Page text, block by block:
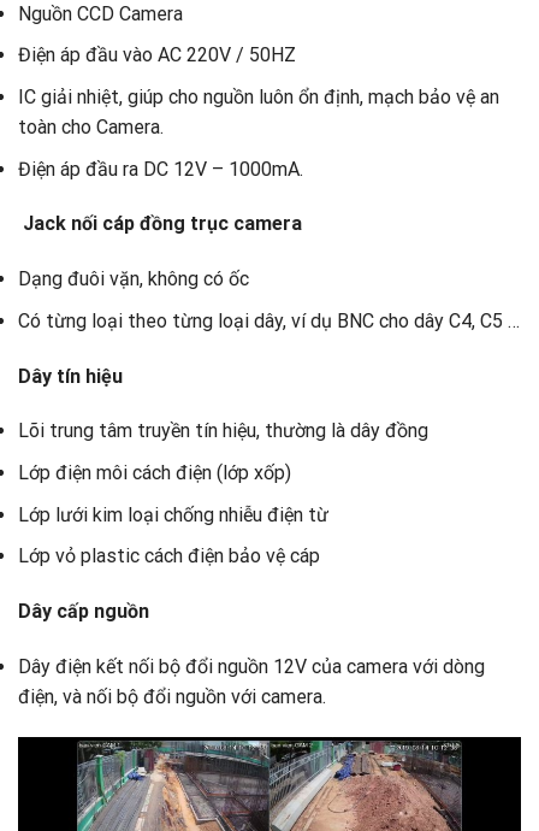
Nguồn CCD Camera
Điện áp đầu vào AC 220V / 50HZ
IC giải nhiệt, giúp cho nguồn luôn ổn định, mạch bảo vệ an
toàn cho Camera.
Điện áp đầu ra DC 12V – 1000mA.
Jack nối cáp đồng trục camera
Dạng đuôi vặn, không có ốc
Có từng loại theo từng loại dây, ví dụ BNC cho dây C4, C5 …
Dây tín hiệu
Lõi trung tâm truyền tín hiệu, thường là dây đồng
Lớp điện môi cách điện (lớp xốp)
Lớp lưới kim loại chống nhiễu điện từ
Lớp vỏ plastic cách điện bảo vệ cáp
Dây cấp nguồn
Dây điện kết nối bộ đổi nguồn 12V của camera với dòng
điện, và nối bộ đổi nguồn với camera.